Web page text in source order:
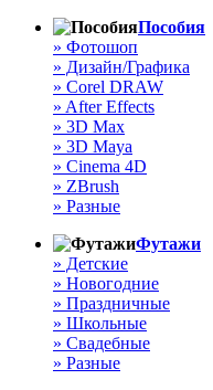
Пособия
» Фотошоп
» Дизайн/Графика
» Corel DRAW
» After Effects
» 3D Max
» 3D Maya
» Cinema 4D
» ZBrush
» Разные
Футажи
» Детские
» Новогодние
» Праздничные
» Школьные
» Свадебные
» Разные